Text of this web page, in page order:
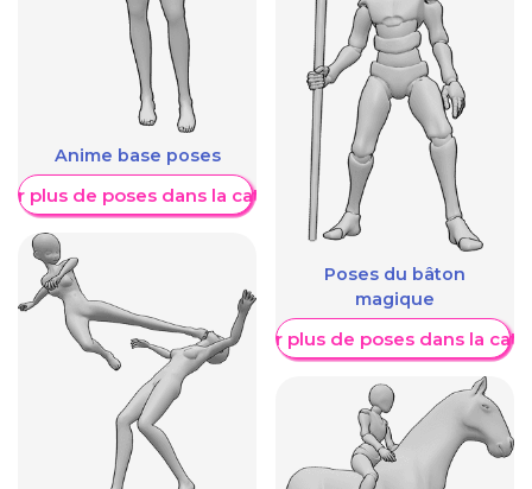
Anime base poses
plus de poses dans la catégorie
Poses du bâton
magique
Afficher plus de poses dans la